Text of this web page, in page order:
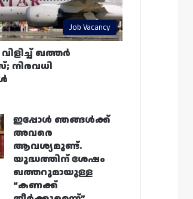
Job Vacancy
ഖത്തർ
നിരവധി
ഇപ്പോൾ ഞങ്ങൾക്ക്
അവരെ
ആവശ്യമുണ്ട്.
യുദ്ധത്തിന് ശേഷം
ഖത്തറുമായുള്ള
“കണക്ക്